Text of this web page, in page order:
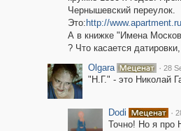
Чернышевский переулок.
Это: http://
А в книжке "Имена
? Что касается
Olgara
· 28
"Н.Г." - это Николай
Dodi ·
Точно! Но я про